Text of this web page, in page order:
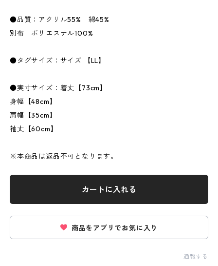
●品質：アクリル55% 綿45%
別布 ポリエステル100%
●タグサイズ：サイズ 【LL】
●実寸サイズ：着丈【73cm】
身幅【48cm】
肩幅【35cm】
袖丈【60cm】
※本商品は返品不可となります。
カートに入れる
商品をアプリでお気に入り
通報する